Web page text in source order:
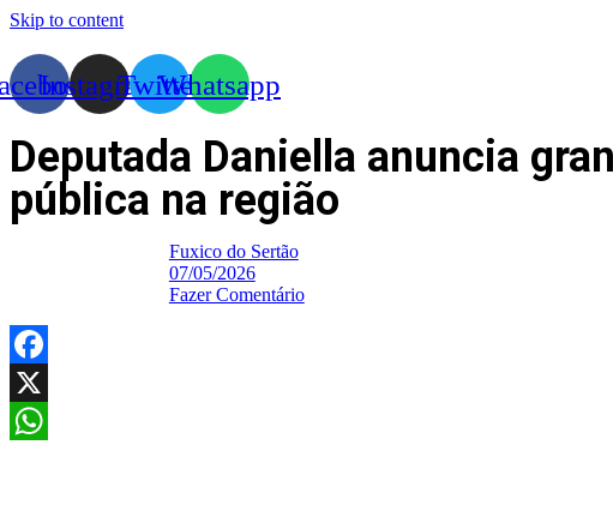
Skip to content
InstagramTwitterWhatsapp
Deputada Daniella anuncia
pública na região
Fuxico do Sertão
07/05/2026
Fazer Comentário
Facebook
X